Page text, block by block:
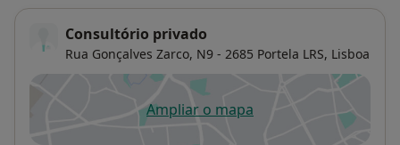
Consultório privado
Rua Gonçalves Zarco, N9 - 2685 Portela LRS, Lisboa
Ampliar o mapaabre num novo separador